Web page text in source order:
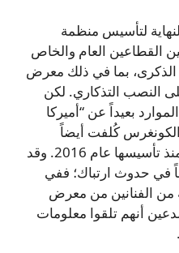
لتأسيس منظمة
بين القطاعين العام والخاص
بما في ذلك معرض
النصب التذكاري. لكن
الموارد بعيداً عن “أميركا
الكونغرس كُلفت أيضاً
بالتخطيط لاحتفالات الذكرى منذ تأسيسها عام 2016. وقد
في حدوث ارتباك؛ ففي
من الفنانين من معرض
أنهم تلقوا معلومات